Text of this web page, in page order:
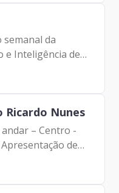
semanal da
e Inteligência de
Prodam) André
Ricardo Nunes
andar – Centro -
de
Participantes:
CHG do